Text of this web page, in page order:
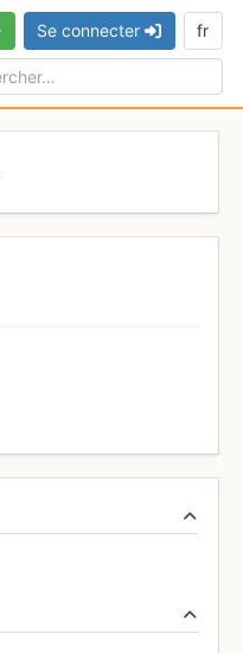
Se connecter fr